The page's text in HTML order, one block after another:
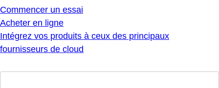
Commencer un essai
Acheter en ligne
Intégrez vos produits à ceux des principaux
fournisseurs de cloud